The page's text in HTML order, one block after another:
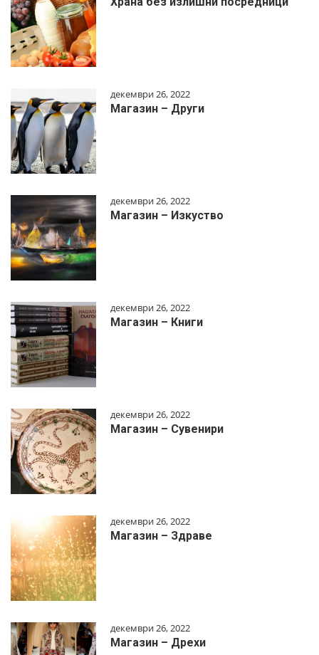
декември 26, 2022
Магазин – Други
декември 26, 2022
Магазин – Изкуство
декември 26, 2022
Магазин – Книги
декември 26, 2022
Магазин – Сувенири
декември 26, 2022
Магазин – Здраве
декември 26, 2022
Магазин – Дрехи